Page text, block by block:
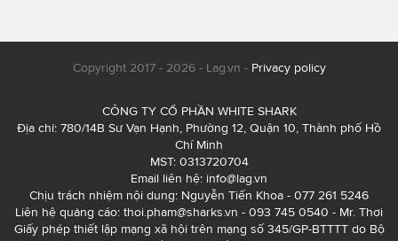
Copyright 2017 - 2026 - Lag.vn - Privacy policy
CÔNG TY CỔ PHẦN WHITE SHARK
Địa chỉ: 780/14B Sư Vạn Hạnh, Phường 12, Quận 10, Thành phố Hồ
Chí Minh
MST: 0313720704
Email liên hệ: info@lag.vn
Chịu trách nhiệm nội dung: Nguyễn Tiến Khoa - 077 261 5246
Liên hệ quảng cáo: thoi.pham@sharks.vn - 093 745 0540 - Mr. Thơi
Giấy phép thiết lập mạng xã hội trên mạng số 345/GP-BTTTT do Bộ